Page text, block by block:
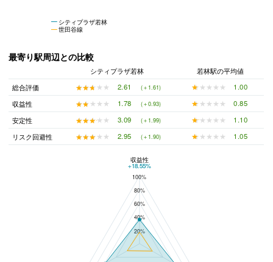
シティプラザ若林
世田谷線
最寄り駅周辺との比較
シティプラザ若林
若林駅の平均値
総合評価
★★★★★
★★★★★ 2.61 (＋1.61) ★★★★★
★★★★★
1.00
収益性
★★★★★
★★★★★ 1.78 (＋0.93) ★★★★★
★★★★★
0.85
安定性
★★★★★
★★★★★ 3.09 (＋1.99) ★★★★★
★★★★★
1.10
リスク回避性
★★★★★
★★★★★ 2.95 (＋1.90) ★★★★★
★★★★★ 1.05
100%
80%
60%
40%
20%
収益性
+18.55%